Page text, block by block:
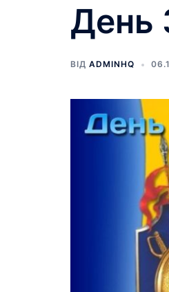
День
ВІД ADMINHQ